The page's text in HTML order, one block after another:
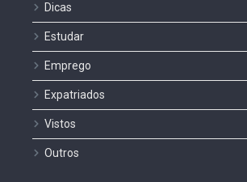
Dicas
Estudar
Emprego
Expatriados
Vistos
Outros